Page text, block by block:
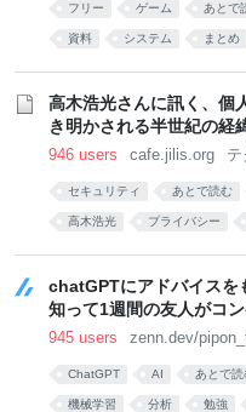
フリー ゲーム あとで
資料 システム まとめ
高木浩光さんに訊く、
き明かされる半世紀の経
946 users cafe.jilis.org テ
セキュリティ あとで読む
高木浩光 プライバシー
chatGPTにアドバイスを
知って1週間の友人がコ
945 users zenn.dev/
ChatGPT AI あとで読
機械学習 分析 勉強